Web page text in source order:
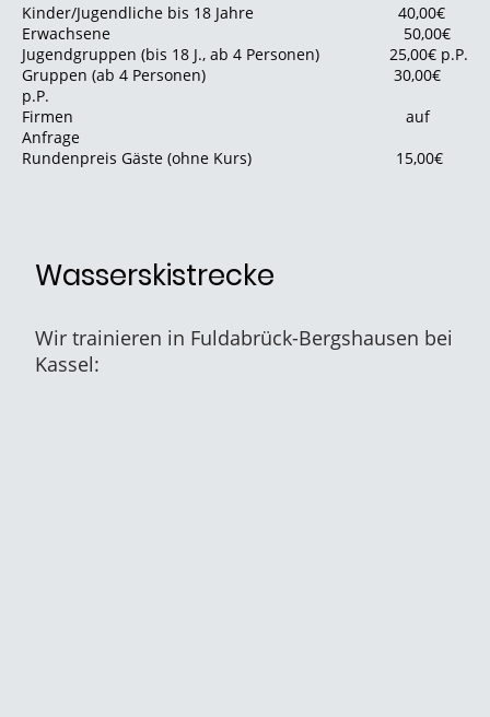
Kinder/Jugendliche bis 18 Jahre 40,00€
Erwachsene 50,00€
Jugendgruppen (bis 18 J., ab 4 Personen) 25,00€ p.P.
Gruppen (ab 4 Personen) 30,00€
p.P.
Firmen auf
Anfrage
Rundenpreis Gäste (ohne Kurs) 15,00€
Wasserskistrecke
Wir trainieren in Fuldabrück-Bergshausen bei
Kassel: